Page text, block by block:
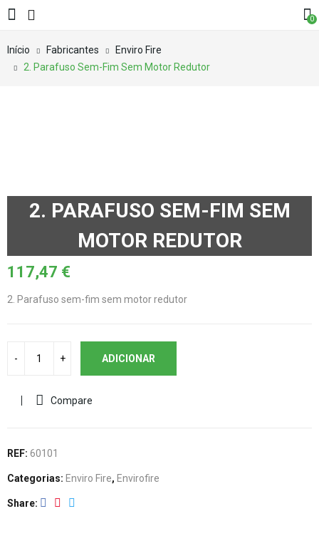
0
Início Fabricantes
Enviro Fire
2. Parafuso Sem-Fim Sem Motor Redutor
2. PARAFUSO SEM-FIM SEM
MOTOR REDUTOR
117,47 €
2. Parafuso sem-fim sem motor redutor
ADICIONAR
Compare
REF: 60101
Categorias: Enviro Fire, Envirofire
Share